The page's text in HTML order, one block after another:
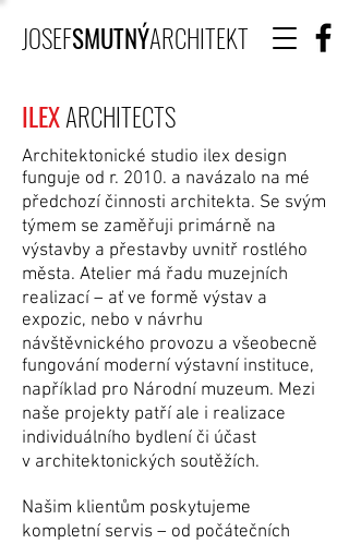
JOSEFSMUTNÝARCHITEKT
ILEXARCHITECTS
Architektonické studio ilex design
funguje od r. 2010. a navázalo na mé
předchozí činnosti architekta. Se svým
týmem se zaměřuji primárně na
výstavby a přestavby uvnitř rostlého
města. Atelier má řadu muzejních
realizací – ať ve formě výstav a
expozic, nebo v návrhu
návštěvnického provozu a všeobecně
fungování moderní výstavní instituce,
například pro Národní muzeum. Mezi
naše projekty patří ale i realizace
individuálního bydlení či účast
v architektonických soutěžích.
Našim klientům poskytujeme
kompletní servis – od počátečních